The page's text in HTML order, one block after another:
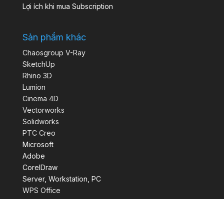
Lợi ích khi mua Subscription
Sản phẩm khác
Chaosgroup V-Ray
SketchUp
Rhino 3D
Lumion
Cinema 4D
Vectorworks
Solidworks
PTC Creo
Microsoft
Adobe
CorelDraw
Server, Workstation, PC
WPS Office